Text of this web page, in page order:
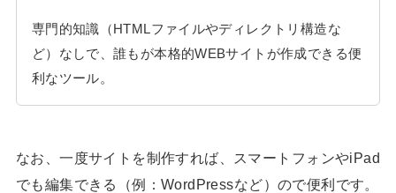
専門的知識（HTMLファイルやディレクトリ構造な
ど）なしで、誰もが本格的WEBサイトが作成できる便
利なツール。
なお、一度サイトを制作すれば、スマートフォンやiPad
でも編集できる（例：WordPressなど）ので便利です。